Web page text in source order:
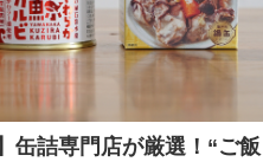
缶詰専門店が厳選！“ご飯